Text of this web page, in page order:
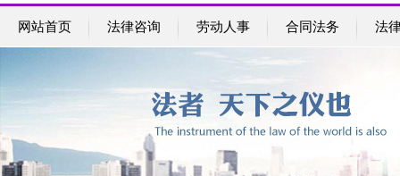
网站首页 法律咨询 劳动人事 合同法务 法